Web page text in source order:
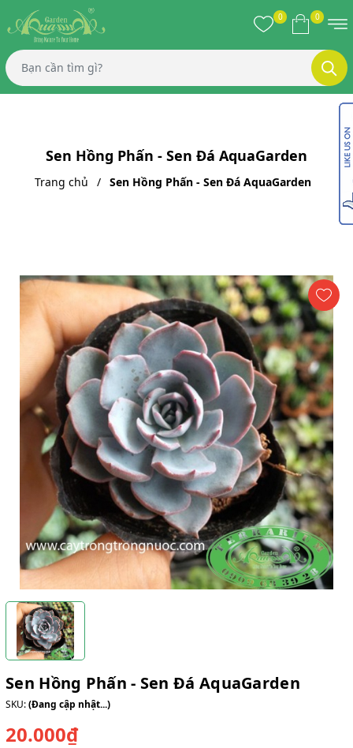
0 0
Sen Hồng Phấn - Sen Đá AquaGarden
Trang chủ Sen Hồng Phấn - Sen Đá AquaGarden
Sen Hồng Phấn - Sen Đá AquaGarden
SKU:(Đang cập nhật...)
20.000₫